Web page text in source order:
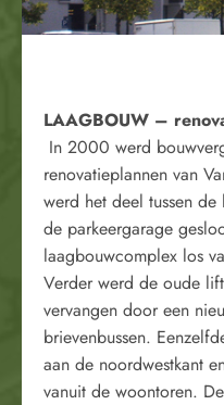
LAAGBOUW –
In 2000 werd
renovatieplannen van
werd het deel tussen
de parkeergarage
laagbouwcomplex los
Verder werd de oude
vervangen door een
brievenbussen.
aan de noordwestkant
vanuit de woontoren.